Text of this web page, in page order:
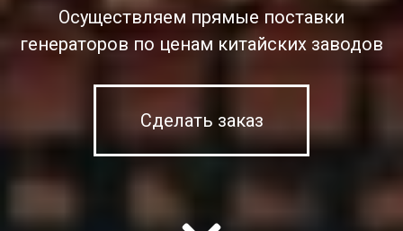
Осуществляем прямые поставки
генераторов по ценам китайских заводов
Сделать заказ